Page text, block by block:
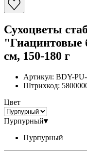
Сухоцветы
"Гиацинтовые
см, 150-180 г
Артикул: BDY-
Штрихкод:
Цвет
Пурпурный▾
Пурпурный